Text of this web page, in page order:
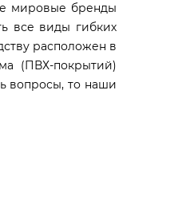
мировые бренды
все виды гибких
расположен в
(ПВХ-покрытий)
вопросы, то наши